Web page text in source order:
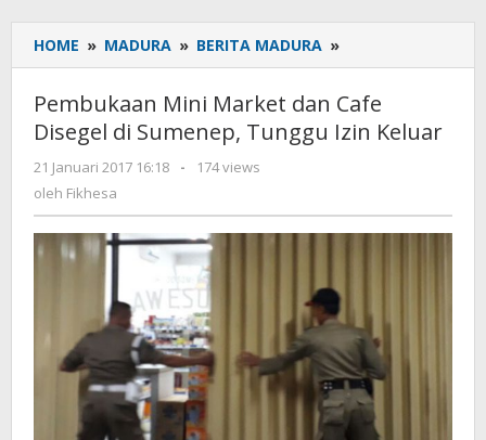
HOME » MADURA » BERITA MADURA »
Mini
Market
dan
Cafe
Pembukaan Mini Market dan Cafe
Disegel di Sumenep, Tunggu Izin Keluar
21 Januari 2017 16:18
oleh
-
174 views
oleh Fikhesa